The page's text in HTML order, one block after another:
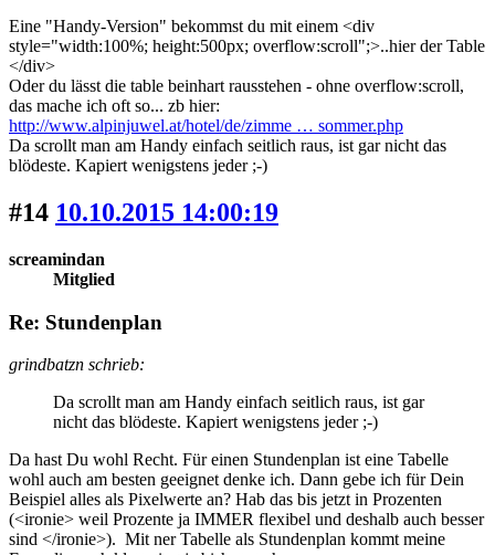
Eine "Handy-Version" bekommst du mit einem <div
style="width:100%; height:500px; overflow:scroll";>..hier der Table
</div>
Oder du lässt die table beinhart rausstehen - ohne overflow:scroll,
das mache ich oft so... zb hier:
http://www.alpinjuwel.at/hotel/de/zimme … sommer.php
Da scrollt man am Handy einfach seitlich raus, ist gar nicht das
blödeste. Kapiert wenigstens jeder ;-)
#14 10.10.2015 14:00:19
screamindan
Mitglied
Re: Stundenplan
grindbatzn schrieb:
Da scrollt man am Handy einfach seitlich raus, ist gar
nicht das blödeste. Kapiert wenigstens jeder ;-)
Da hast Du wohl Recht. Für einen Stundenplan ist eine Tabelle
wohl auch am besten geeignet denke ich. Dann gebe ich für Dein
Beispiel alles als Pixelwerte an? Hab das bis jetzt in Prozenten
(<ironie> weil Prozente ja IMMER flexibel und deshalb auch besser
sind </ironie>). Mit ner Tabelle als Stundenplan kommt meine